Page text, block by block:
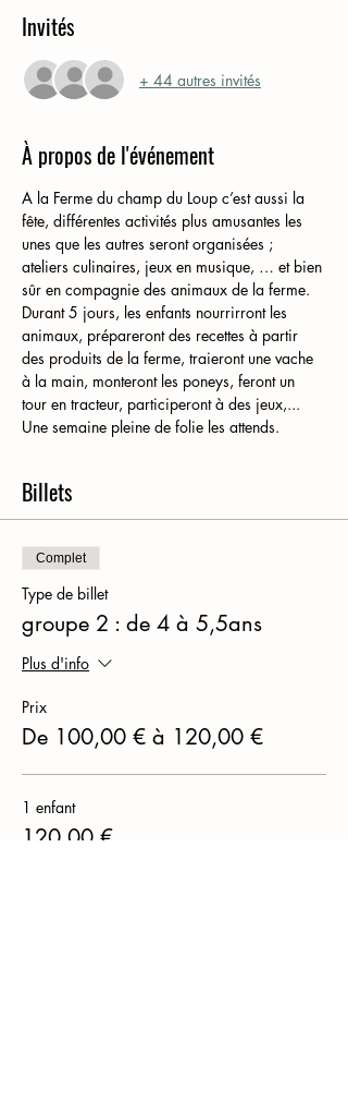
Invités
+ 44 autres invités
À propos de l'événement
A la Ferme du champ du Loup c’est aussi la
fête, différentes activités plus amusantes les
unes que les autres seront organisées ;
ateliers culinaires, jeux en musique, … et bien
sûr en compagnie des animaux de la ferme.
Durant 5 jours, les enfants nourrirront les
animaux, prépareront des recettes à partir
des produits de la ferme, traieront une vache
à la main, monteront les poneys, feront un
tour en tracteur, participeront à des jeux,...
Une semaine pleine de folie les attends.
Billets
Complet
Type de billet
groupe 2 : de 4 à 5,5ans
Plus d'info
Prix
De 100,00 € à 120,00 €
1 enfant
120,00 €